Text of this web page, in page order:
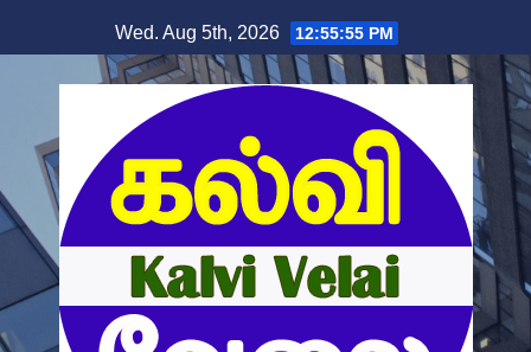
Wed. Aug 5th, 2026 12:55:56 PM